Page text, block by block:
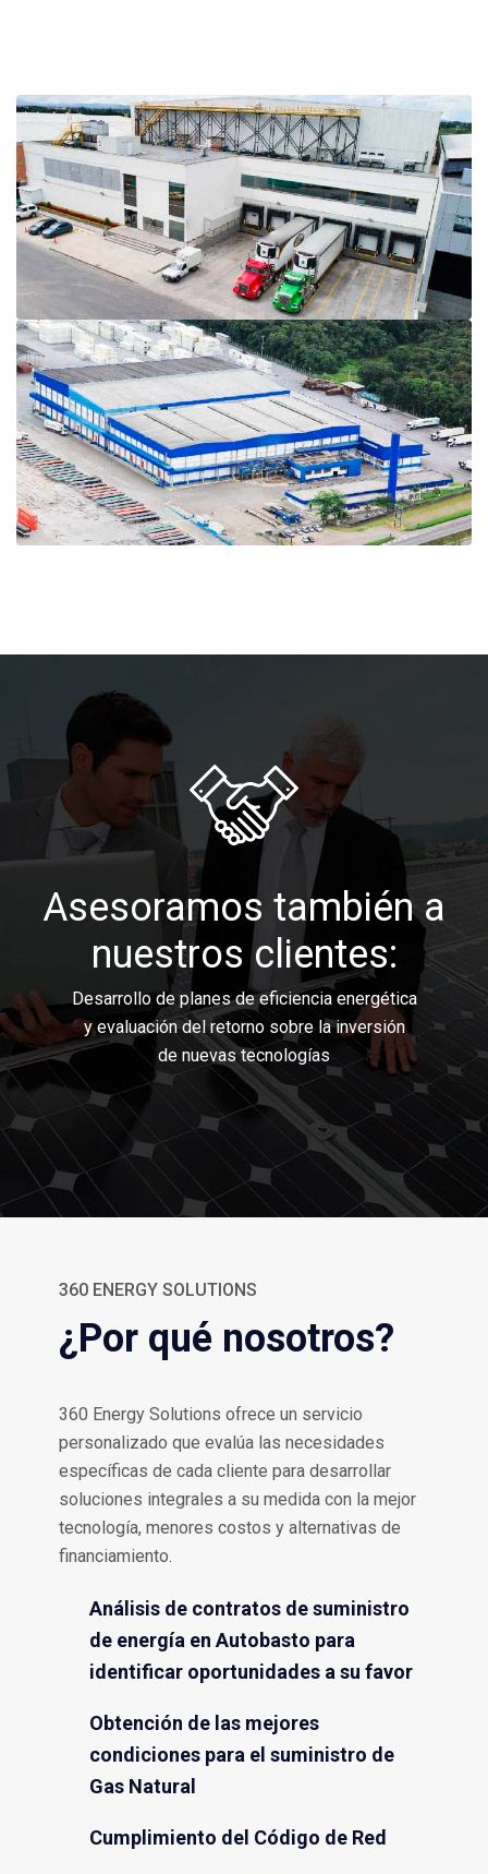
Asesoramos también a
nuestros clientes:
Desarrollo de planes de eficiencia energética
y evaluación del retorno sobre la inversión
de nuevas tecnologías
360 ENERGY SOLUTIONS
¿Por qué nosotros?
360 Energy Solutions ofrece un servicio
personalizado que evalúa las necesidades
específicas de cada cliente para desarrollar
soluciones integrales a su medida con la mejor
tecnología, menores costos y alternativas de
financiamiento.
Análisis de contratos de suministro
de energía en Autobasto para
identificar oportunidades a su favor
Obtención de las mejores
condiciones para el suministro de
Gas Natural
Cumplimiento del Código de Red